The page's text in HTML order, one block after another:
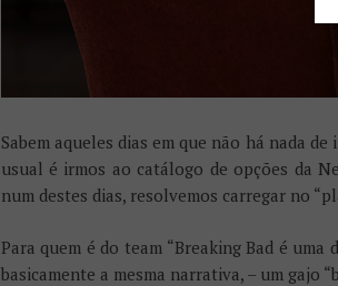
Sabem aqueles dias em que não há nada
usual é irmos ao catálogo de opções da
num destes dias, resolvemos carregar no
Para quem é do team “Breaking Bad é uma
basicamente a mesma narrativa, – um gajo